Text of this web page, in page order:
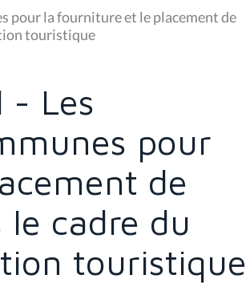
pour la fourniture et le placement de
touristique
- Les
pour
de
cadre du
touristique